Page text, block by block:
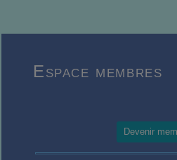
Espace membres
Devenir